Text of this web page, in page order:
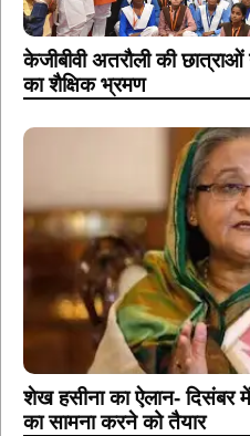
केजीबीवी अतरौली की
का शैक्षिक भ्रमण
शेख हसीना का ऐलान- दिसंबर में
का सामना करने को तैयार